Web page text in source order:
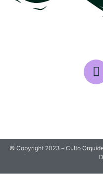
© Copyright 2023 – Culto